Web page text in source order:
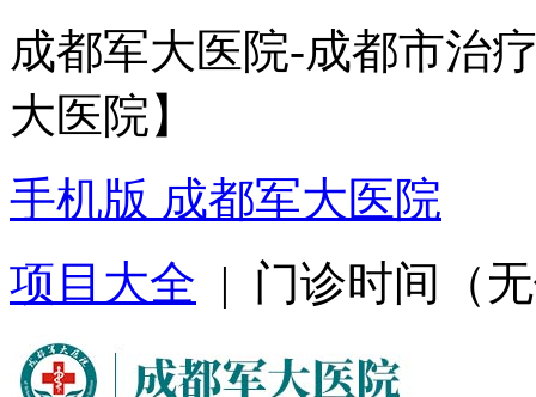
成都军大医院-成都市治
大医院】
手机版 成都军大医院
项目大全 | 门诊时间（